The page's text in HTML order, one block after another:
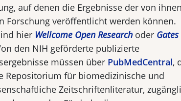
auf denen die Ergebnisse der von ihnen
Forschung veröffentlicht werden können.
hier Well­come Open Research oder
den NIH geförderte publi­zierte
müssen über PubMedCentral,
Re­positorium für biomedizinische und
Zeitschriftenlite­ratur,